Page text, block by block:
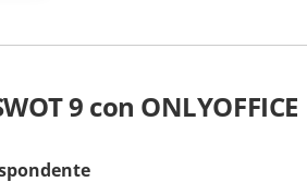
9 con ONLYOFFICE